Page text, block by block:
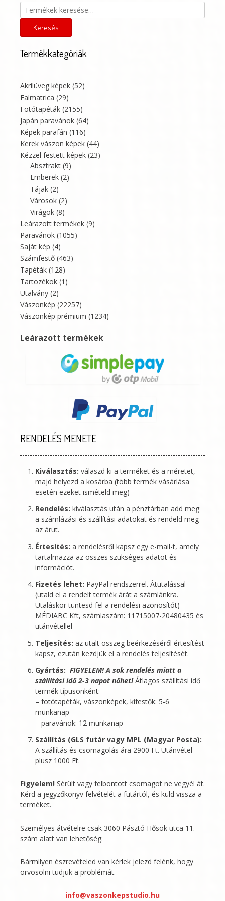
ki
Keresés
a
következőre:
Keresés
Termékkategóriák
Akrilüveg képek (52)
Falmatrica (29)
Fotótapéták (2155)
Japán paravánok (64)
Képek parafán (116)
Kerek vászon képek (44)
Kézzel festett képek (23)
Absztrakt (9)
Emberek (2)
Tájak (2)
Városok (2)
Virágok (8)
Leárazott termékek (9)
Paravánok (1055)
Saját kép (4)
Számfestő (463)
Tapéták (128)
Tartozékok (1)
Utalvány (2)
Vászonkép (22257)
Vászonkép prémium (1234)
Leárazott termékek
RENDELÉS MENETE
Kiválasztás: válaszd ki a terméket és a méretet,
majd helyezd a kosárba (több termék vásárlása
esetén ezeket ismételd meg)
Rendelés: kiválasztás után a pénztárban add meg
a számlázási és szállítási adatokat és rendeld meg
az árut.
Értesítés: a rendelésről kapsz egy e-mail-t, amely
tartalmazza az összes szükséges adatot és
információt.
Fizetés lehet: PayPal rendszerrel. Átutalással
(utald el a rendelt termék árát a számlánkra.
Utaláskor tüntesd fel a rendelési azonosítót)
MÉDIABC Kft, számlaszám: 11715007-20480435 és
utánvétellel
Teljesítés: az utalt összeg beérkezéséről értesítést
kapsz, ezután kezdjük el a rendelés teljesítését.
Gyártás: FIGYELEM! A sok rendelés miatt a
szállítási idő 2-3 napot nőhet!Átlagos szállítási idő
termék típusonként:
– fotótapéták, vászonképek, kifestők: 5-6
munkanap
– paravánok: 12 munkanap
Szállítás (GLS futár vagy MPL (Magyar Posta):
A szállítás és csomagolás ára 2900 Ft. Utánvétel
plusz 1000 Ft.
Figyelem! Sérült vagy felbontott csomagot ne vegyél át.
Kérd a jegyzőkönyv felvételét a futártól, és küld vissza a
terméket.
Személyes átvételre csak 3060 Pásztó Hősök utca 11.
szám alatt van lehetőség.
Bármilyen észrevételed van kérlek jelezd felénk, hogy
orvosolni tudjuk a problémát.
info@vaszonkepstudio.hu